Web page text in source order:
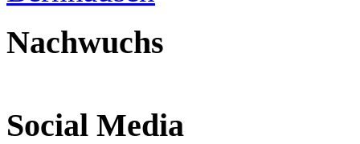
Nachwuchs
Social Media